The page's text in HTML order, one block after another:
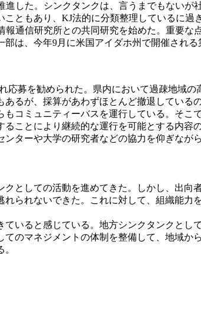
した。シンクタンクは、言うまでもない
ともあり、KJ法的に分類整理しているに
通信研究所との共同研究を始めた。重要
は、今年9月に米国アイダホ州で開催され
募を勧められた。県内において過疎地域
るが、採算があわずほとんど撤退している
コミュニティーバスを運行している。そ
ことにより継続的な運行を可能とする内容
ターや大学の研究者などの協力を仰ぎなが
としての活動を進めてきた。しかし、出向
られないできた。これに対して、組織能
いると感じている。地方シンクタンクと
のマネジメントの体制を整備して、地域